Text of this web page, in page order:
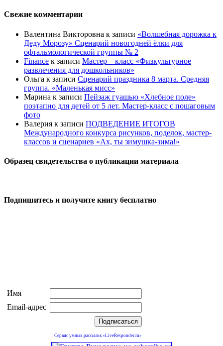
Свежие комментарии
Валентина Викторовна к записи «Волшебная дорожка к
Деду Морозу» Сценарий новогодней ёлки для
офтальмологической группы № 2
Finance к записи Мастер – класс «Физкультурное
развлечения для дошкольников»
Ольга к записи Сценарий праздника 8 марта. Средняя
группа. «Маленькая мисс»
Марина к записи Пейзаж гуашью «Хлебное поле»
поэтапно для детей от 5 лет. Мастер-класс с пошаговым
фото
Валерия к записи ПОДВЕДЕНИЕ ИТОГОВ
Международного конкурса рисунков, поделок, мастер-
классов и сценариев «Ах, ты зимушка-зима!»
Образец свидетельства о публикации материала
Подпишитесь и получите книгу бесплатно
Имя
Email-адрес
Сервис умных рассылок «LiveResponder.ru»